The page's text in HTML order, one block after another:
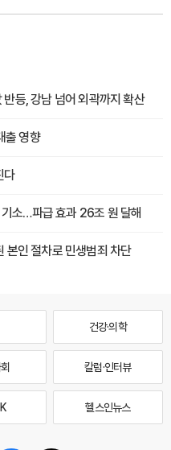
등, 강남 넘어 외곽까지 확산
출 영향
다
소…파급 효과 26조 원 달해
본인 절차로 민생범죄 차단
건강·의학
칼럼·인터뷰
헬스인뉴스